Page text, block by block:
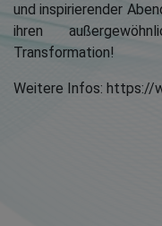
und inspirierender
ihren
Transformation!
Weitere Infos: https://